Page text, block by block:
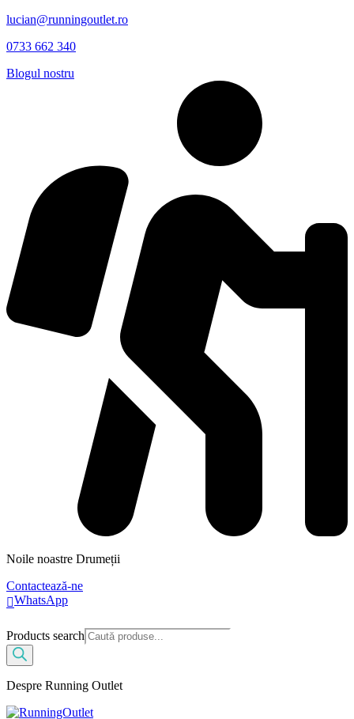
lucian@runningoutlet.ro
0733 662 340
Blogul nostru
Noile noastre Drumeții
Contactează-ne
WhatsApp
Products search
Despre Running Outlet